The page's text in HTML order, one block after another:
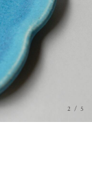
3 /5